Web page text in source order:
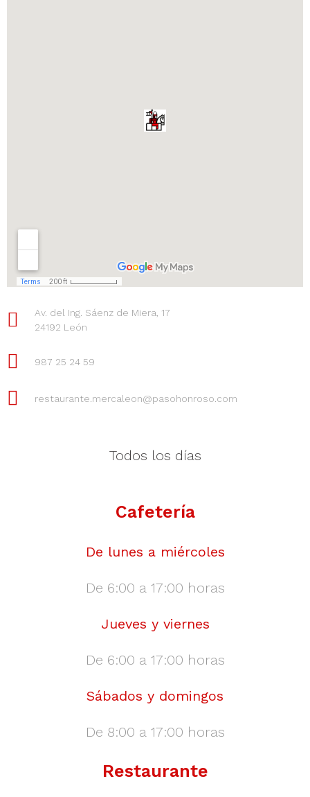
Av. del Ing. Sáenz de Miera, 17
24192 León
987 25 24 59
restaurante.mercaleon@pasohonroso.com​
Todos los días
Cafetería
De lunes a miércoles
De 6:00 a 17:00 horas
Jueves y viernes
De 6:00 a 17:00 horas
Sábados y domingos
De 8:00 a 17:00 horas
Restaurante